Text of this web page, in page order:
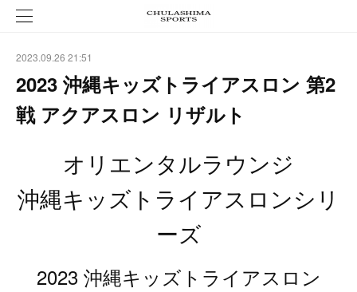
2023.09.26 21:51
2023 沖縄キッズトライアスロン 第2
戦 アクアスロン リザルト
オリエンタルラウンジ
沖縄キッズトライアスロンシリ
ーズ
2023 沖縄キッズトライアスロン